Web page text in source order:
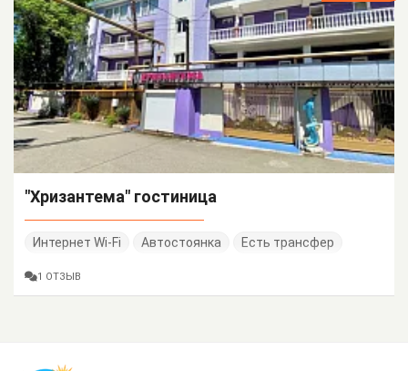
"Хризантема" гостиница
Интернет Wi-Fi Автостоянка Есть трансфер
1 ОТЗЫВ